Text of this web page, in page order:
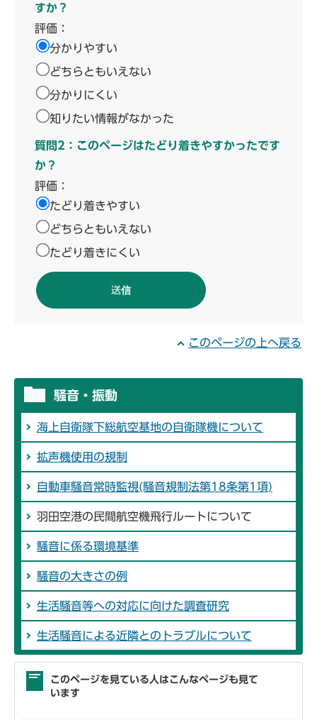
すか？
評価：
分かりやすい
どちらともいえない
分かりにくい
知りたい情報がなかった
質問2：このページはたどり着きやすかったです
か？
評価：
たどり着きやすい
どちらともいえない
たどり着きにくい
このページの上へ戻る
騒音・振動
海上自衛隊下総航空基地の自衛隊機について
拡声機使用の規制
自動車騒音常時監視(騒音規制法第18条第1項)
羽田空港の民間航空機飛行ルートについて
騒音に係る環境基準
騒音の大きさの例
生活騒音等への対応に向けた調査研究
生活騒音による近隣とのトラブルについて
このページを見ている人はこんなページも見て
います